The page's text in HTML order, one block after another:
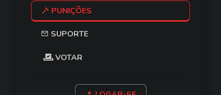
PUNIÇÕES
SUPORTE
VOTAR